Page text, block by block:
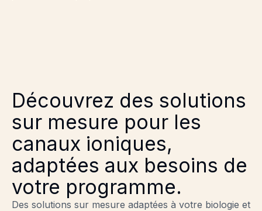
Découvrez des solutions
sur mesure pour les
canaux ioniques,
adaptées aux besoins de
votre programme.
Des solutions sur mesure adaptées à votre biologie et